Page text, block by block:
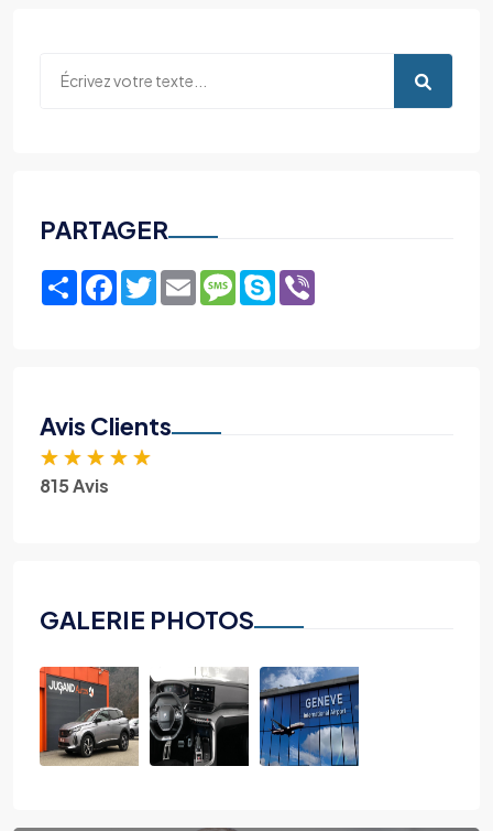
PARTAGER
ShareFacebook
TwitterEmailMessage
Skype
Avis Clients
★ ★ ★ ★ ★
815 Avis
GALERIE PHOTOS